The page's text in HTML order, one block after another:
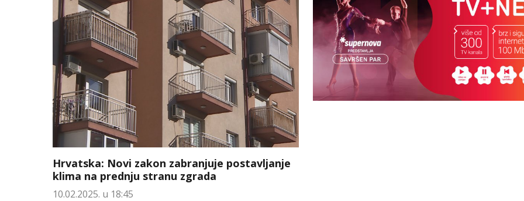
Hrvatska: Novi zakon zabranjuje postavljanje
klima na prednju stranu zgrada
10.02.2025. u 18:45